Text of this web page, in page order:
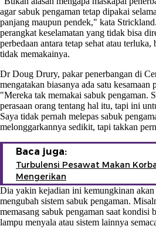
agar sabuk pengaman tetap dipakai
panjang maupun pendek," kata
perangkat keselamatan yang tidak bisa
perbedaan antara tetap sehat atau
tidak memakainya.
Dr Doug Drury, pakar penerbangan di
mengatakan biasanya ada satu kesamaan
"Mereka tak memakai sabuk pengaman.
perasaan orang tentang hal itu, tapi ini
Saya tidak pernah melepas sabuk
melonggarkannya sedikit, tapi takkan
Baca juga:
Turbulensi Pesawat Makan
Mengerikan
Dia yakin kejadian ini kemungkinan
mengubah sistem sabuk pengaman.
memasang sabuk pengaman saat kondisi
lampu menyala atau sistem lainnya